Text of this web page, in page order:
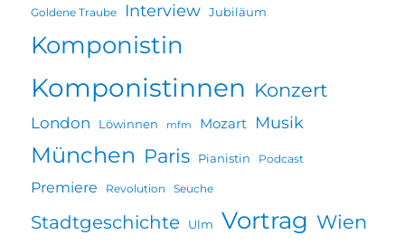
Goldene Traube Interview Jubiläum
Komponistin
Komponistinnen Konzert
London Löwinnen mfm Mozart Musik
München Paris Pianistin Podcast
Premiere Revolution Seuche
Stadtgeschichte Ulm Vortrag Wien